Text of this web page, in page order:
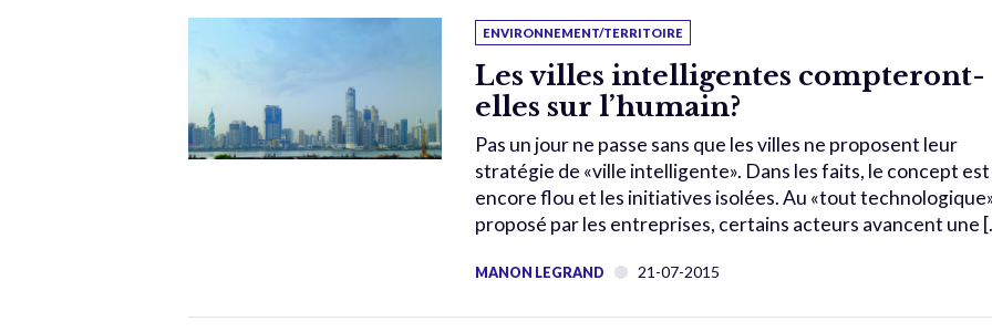
ENVIRONNEMENT/TERRITOIRE
Les villes intelligentes compteront-
elles sur l’humain?
Pas un jour ne passe sans que les villes ne proposent leur
stratégie de «ville intelligente». Dans les faits, le concept est
encore flou et les initiatives isolées. Au «tout
proposé par les entreprises, certains acteurs avancent une
MANON LEGRAND 21-07-2015